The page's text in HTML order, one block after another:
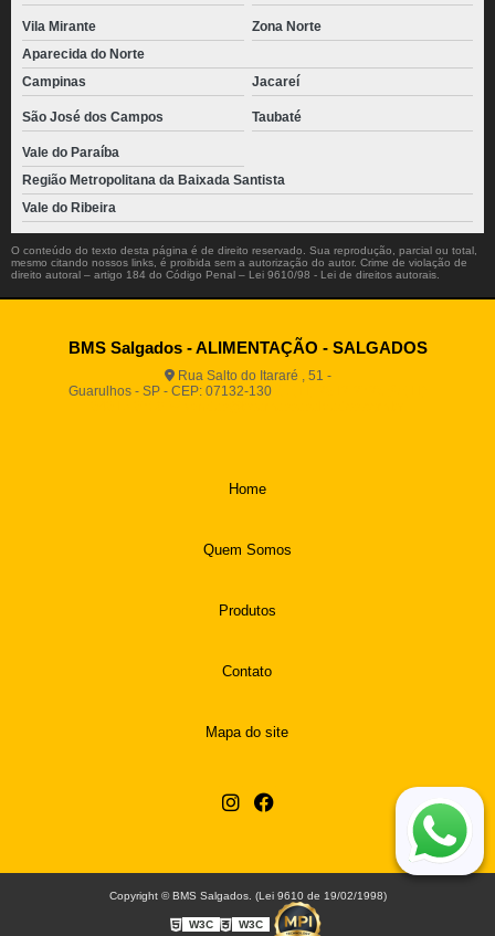
Vila Mirante
Zona Norte
Aparecida do Norte
Campinas
Jacareí
São José dos Campos Taubaté
Vale do Paraíba
Região Metropolitana da Baixada Santista
Vale do Ribeira
O conteúdo do texto desta página é de direito reservado. Sua reprodução, parcial ou total,
mesmo citando nossos links, é proibida sem a autorização do autor. Crime de violação de
direito autoral – artigo 184 do Código Penal – Lei 9610/98 - Lei de direitos autorais
BMS Salgados - ALIMENTAÇÃO - SALGADOS
Rua Salto do Itararé , 51 -
Guarulhos - SP - CEP: 07132-130
Home
Quem Somos
Produtos
Contato
Mapa do site
Copyright © BMS Salgados. (Lei 9610 de 19/02/1998)
W3C W3C